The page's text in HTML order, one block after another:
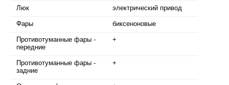
Люк электрический привод
Фары биксеноновые
Противотуманные фары -
передние
+
Противотуманные фары -
задние
+